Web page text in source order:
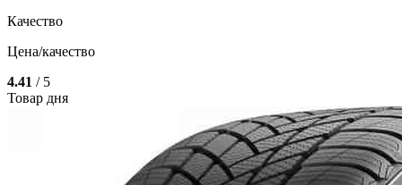
Качество
Цена/качество
4.41 / 5
Товар дня